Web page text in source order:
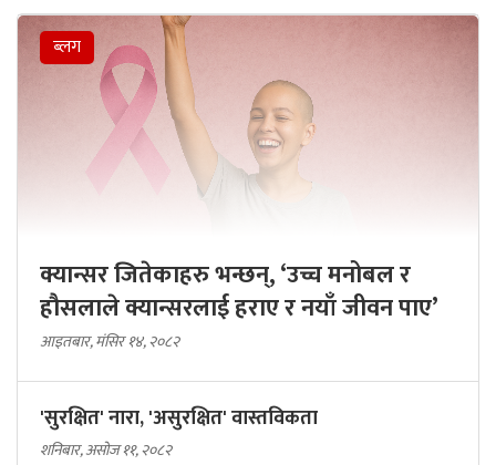
ब्लग
क्यान्सर जितेकाहरु भन्छन्, ‘उच्च मनोबल र
हौसलाले क्यान्सरलाई हराए र नयाँ जीवन पाए’
आइतबार, मंसिर १४, २०८२
'सुरक्षित' नारा, 'असुरक्षित' वास्तविकता
शनिबार, असोज ११, २०८२